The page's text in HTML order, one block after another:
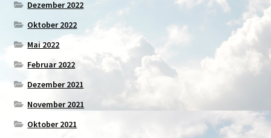
Dezember 2022
Oktober 2022
Mai 2022
Februar 2022
Dezember 2021
November 2021
Oktober 2021